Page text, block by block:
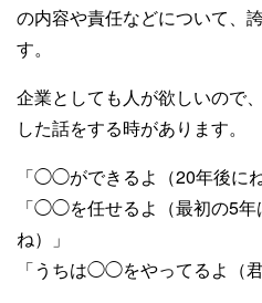
の内容や責任などについて、
す。
企業としても人が欲しいので
した話をする時があります。
「◯◯ができるよ（20年後にね
「◯◯を任せるよ（最初の5
ね）」
「うちは◯◯をやってるよ（